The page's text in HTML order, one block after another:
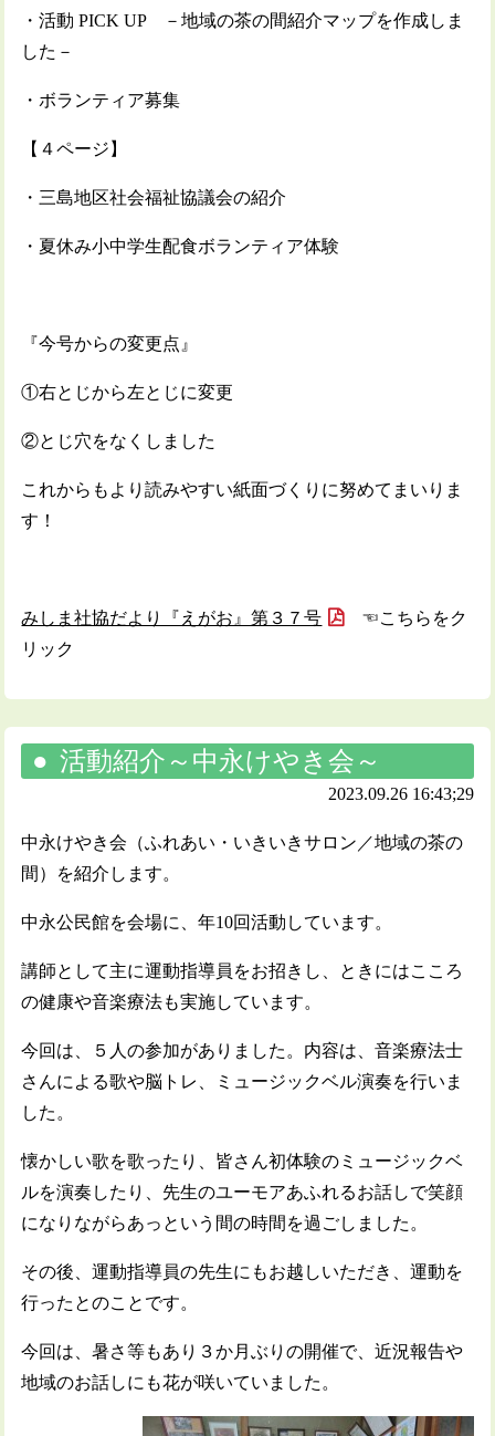
・活動 PICK UP －地域の茶の間紹介マップを作成しま
した－
・ボランティア募集
【４ページ】
・三島地区社会福祉協議会の紹介
・夏休み小中学生配食ボランティア体験
『今号からの変更点』
①右とじから左とじに変更
②とじ穴をなくしました
これからもより読みやすい紙面づくりに努めてまいりま
す！
みしま社協だより『えがお』第３７号
☜こちらをク
リック
活動紹介～中永けやき会～
2023.09.26 16:43;29
中永けやき会（ふれあい・いきいきサロン／地域の茶の
間）を紹介します。
中永公民館を会場に、年10回活動しています。
講師として主に運動指導員をお招きし、ときにはこころ
の健康や音楽療法も実施しています。
今回は、５人の参加がありました。内容は、音楽療法士
さんによる歌や脳トレ、ミュージックベル演奏を行いま
した。
懐かしい歌を歌ったり、皆さん初体験のミュージックベ
ルを演奏したり、先生のユーモアあふれるお話しで笑顔
になりながらあっという間の時間を過ごしました。
その後、運動指導員の先生にもお越しいただき、運動を
行ったとのことです。
今回は、暑さ等もあり３か月ぶりの開催で、近況報告や
地域のお話しにも花が咲いていました。